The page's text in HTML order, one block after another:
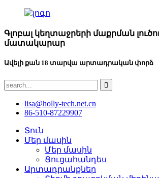
Գլոբալ կեղտաջրերի մաքրման
մատակարար
Ավելի քան 18 տարվա արտադրական փորձ
lisa@holly-tech.net.cn
86-510-87229907
Տուն
Մեր մասին
Մեր մասին
Ցուցահանդես
Արտադրանքներ